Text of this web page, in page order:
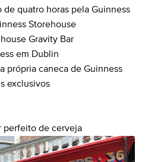
de quatro horas pela Guinness
Storehouse
Gravity Bar
em Dublin
própria caneca de Guinness
exclusivos
perfeito de cerveja